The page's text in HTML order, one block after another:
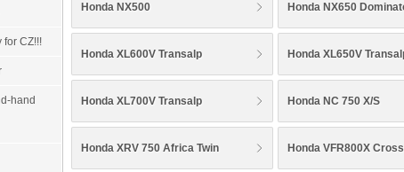
for CZ!!!
hand
Honda NX500 Honda NX650
Honda XL600V Transalp Honda XL650V
Honda XL700V Transalp Honda NC 750 X/S
Honda XRV 750 Africa Twin Honda VFR800X